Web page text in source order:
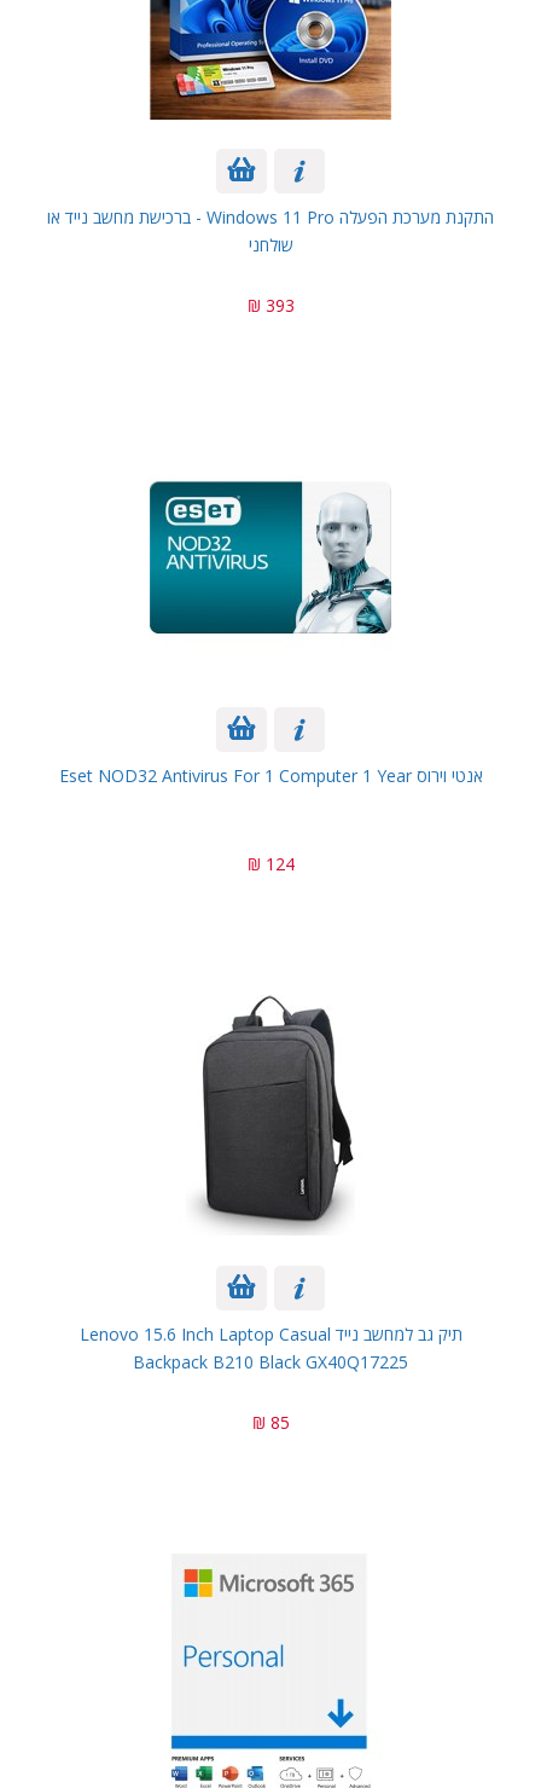
התקנת מערכת הפעלה Windows 11 Pro - ברכישת מחשב נייד או
שולחני
393 ₪
אנטי וירוס Eset NOD32 Antivirus For 1 Computer 1 Year
124 ₪
תיק גב למחשב נייד Lenovo 15.6 Inch Laptop Casual
Backpack B210 Black GX40Q17225
85 ₪